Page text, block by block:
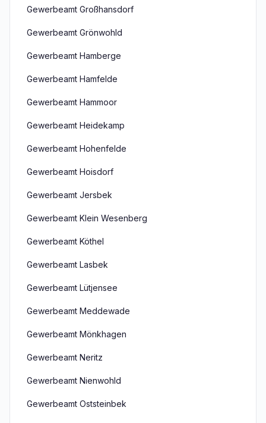
Gewerbeamt Großhansdorf
Gewerbeamt Grönwohld
Gewerbeamt Hamberge
Gewerbeamt Hamfelde
Gewerbeamt Hammoor
Gewerbeamt Heidekamp
Gewerbeamt Hohenfelde
Gewerbeamt Hoisdorf
Gewerbeamt Jersbek
Gewerbeamt Klein Wesenberg
Gewerbeamt Köthel
Gewerbeamt Lasbek
Gewerbeamt Lütjensee
Gewerbeamt Meddewade
Gewerbeamt Mönkhagen
Gewerbeamt Neritz
Gewerbeamt Nienwohld
Gewerbeamt Oststeinbek